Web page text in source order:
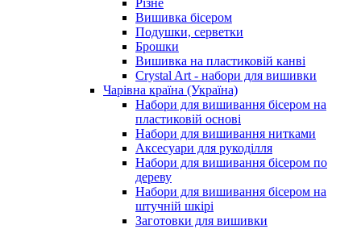
Вишивка бісером
Подушки, серветки
Брошки
Вишивка на пластиковій канві
Crystal Art - набори для вишивки
Чарівна країна (Україна)
Набори для вишивання бісером на
пластиковій основі
Набори для вишивання нитками
Аксесуари для рукоділля
Набори для вишивання бісером по
дереву
Набори для вишивання бісером на
штучній шкірі
Заготовки для вишивки